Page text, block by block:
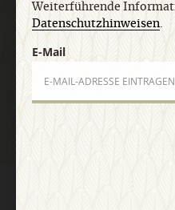
Weiterführende
Datenschutzhinweisen.
E-Mail